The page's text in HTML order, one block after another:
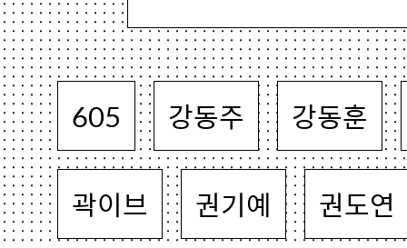
605 강동주 강동훈
곽이브 권기예 권도연